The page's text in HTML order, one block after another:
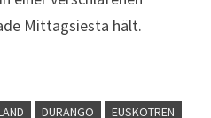
Mittagsiesta hält.
DURANGO EUSKOTREN